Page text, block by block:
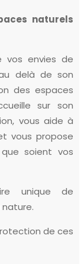
naturels
vos envies de
delà de son
des espaces
sur son
vous aide à
vous propose
soient vos
unique de
de ces